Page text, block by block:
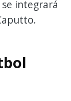
integrará